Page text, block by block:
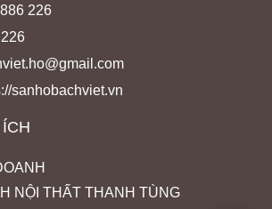
226
sanhobachviet.vn
NỘI THẤT THANH TÙNG